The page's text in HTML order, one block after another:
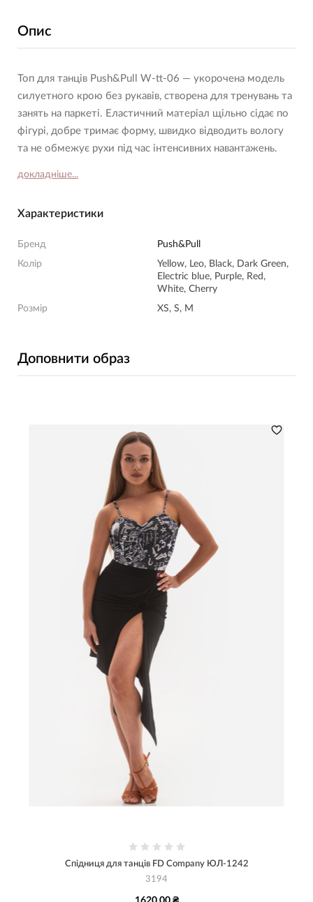
Опис
Топ для танців Push&Pull W-tt-06 — укорочена модель
силуетного крою без рукавів, створена для тренувань та
занять на паркеті. Еластичний матеріал щільно сідає по
фігурі, добре тримає форму, швидко відводить вологу
та не обмежує рухи під час інтенсивних навантажень.
докладніше...
Характеристики
Бренд
Push&Pull
Колір
Yellow, Leo, Black, Dark Green,
Electric blue, Purple, Red,
White, Cherry
Розмір
XS, S, M
Доповнити образ
Спідниця для танців FD Company ЮЛ-1242
3194